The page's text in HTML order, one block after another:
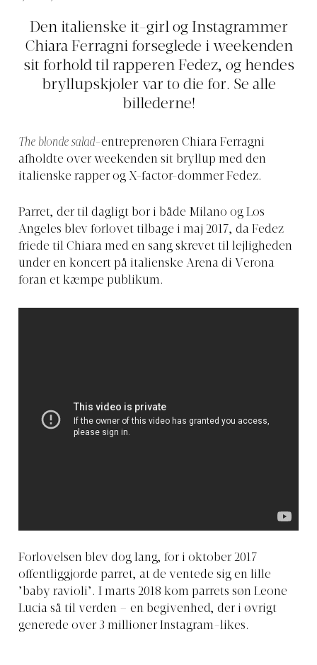
Den italienske it-girl og Instagrammer
Chiara Ferragni forseglede i weekenden
sit forhold til rapperen Fedez, og hendes
bryllupskjoler var to die for. Se alle
billederne!
The blonde salad-entreprenøren Chiara Ferragni
afholdte over weekenden sit bryllup med den
italienske rapper og X-factor-dommer Fedez.
Parret, der til dagligt bor i både Milano og Los
Angeles blev forlovet tilbage i maj 2017, da Fedez
friede til Chiara med en sang skrevet til lejligheden
under en koncert på italienske Arena di Verona
foran et kæmpe publikum.
Forlovelsen blev dog lang, for i oktober 2017
offentliggjorde parret, at de ventede sig en lille
’baby ravioli’. I marts 2018 kom parrets søn Leone
Lucia så til verden – en begivenhed, der i øvrigt
generede over 3 millioner Instagram-likes.